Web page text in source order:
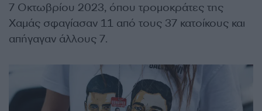
7 Οκτωβρίου 2023, όπου τρομοκράτες της
Χαμάς σφαγίασαν 11 από τους 37 κατοίκους και
απήγαγαν άλλους 7.